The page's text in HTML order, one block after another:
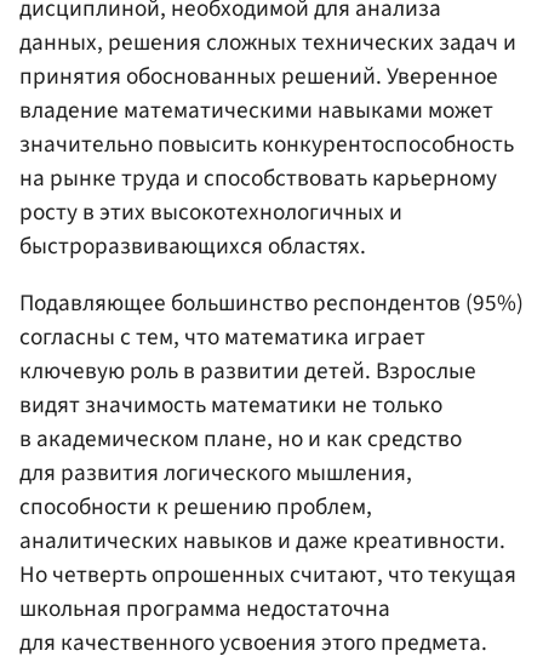
дисциплиной, необходимой для анализа
данных, решения сложных технических задач и
принятия обоснованных решений. Уверенное
владение математическими навыками может
значительно повысить конкурентоспособность
на рынке труда и способствовать карьерному
росту в этих высокотехнологичных и
быстроразвивающихся областях.
Подавляющее большинство респондентов (95%)
согласны с тем, что математика играет
ключевую роль в развитии детей. Взрослые
видят значимость математики не только
в академическом плане, но и как средство
для развития логического мышления,
способности к решению проблем,
аналитических навыков и даже креативности.
Но четверть опрошенных считают, что текущая
школьная программа недостаточна
для качественного усвоения этого предмета.